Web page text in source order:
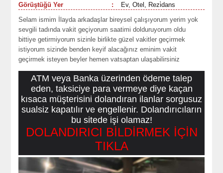
Görüştüğü Yer
:
Ev, Otel, Rezi̇dans
Selam ismim İlayda arkadaşlar bireysel çalışıyorum yerim yok
sevgili tadında vakit geçiyorum saatimi dolduruyorum oldu
bittiye getirmiyorum sizinle birlikte güzel vakitler geçirmek
istiyorum sizinde benden keyif alacağınız eminim vakit
geçirmek isteyen beyler hemen vatsaptan ulaşabilirsiniz
ATM veya Banka üzerinden ödeme talep
eden, taksiciye para vermeye diye kaçan
kısaca müşterisini dolandıran ilanlar sorgusuz
sualsiz kapatılır ve engellenir. Dolandırıcıların
bu sitede işi olamaz!
DOLANDIRICI BİLDİRMEK İÇİN
TIKLA